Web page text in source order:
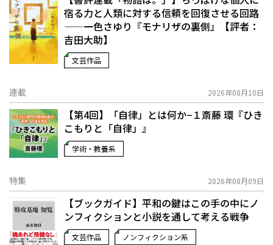
宿る力と人類に対する信頼を回復させる回路
——一色さゆり『モナリザの裏側』【評者：
吉田大助】
文芸作品
連載 2026年08月10日
【第4回】「自律」とは何か−１――斎藤 環『ひき
こもりと「自律」』
学術・教養系
特集 2026年08月09日
【ブックガイド】平和の鍵はこの手の中に――ノ
ンフィクションと小説を通して考える戦争
文芸作品 ノンフィクション系